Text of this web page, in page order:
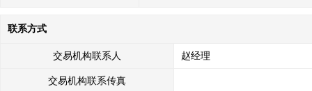
联系方式
交易机构联系人 赵经理
交易机构联系传真